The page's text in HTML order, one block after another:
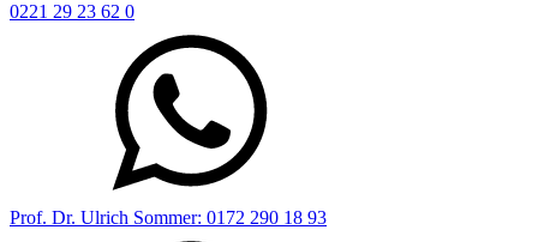
0221 29 23 62 0
Prof. Dr. Ulrich Sommer: 0172 290 18 93